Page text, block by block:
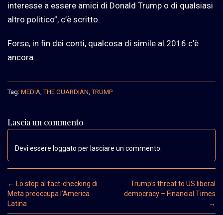
interesse a essere amici di Donald Trump o di qualsiasi
altro politico”, c’è scritto.
Forse, in fin dei conti, qualcosa di simile al 2016 c’è
ancora.
Tag: MEDIA,THE GUARDIAN,TRUMP
Lascia un commento
Devi essere loggato per lasciare un commento.
Post navigation
← Lo stop al fact-checking di
Meta preoccupa l’America
Latina
Trump’s threat to US liberal
democracy – Financial Times
→